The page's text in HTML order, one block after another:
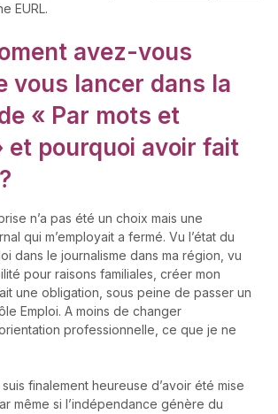
EURL.
avez-vous
vous lancer dans la
« Par mots et
et pourquoi avoir fait
n’a pas été un choix mais une
qui m’employait a fermé. Vu l’état du
dans le journalisme dans ma région, vu
pour raisons familiales, créer mon
une obligation, sous peine de passer un
Emploi. A moins de changer
professionnelle, ce que je ne
finalement heureuse d’avoir été mise
même si l’indépendance génère du